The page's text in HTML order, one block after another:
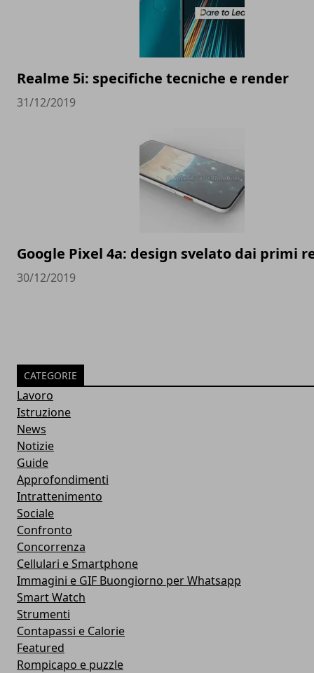
Realme 5i: specifiche tecniche e render
31/12/2019
Google Pixel 4a: design svelato dai primi
30/12/2019
CATEGORIE
Lavoro
Istruzione
News
Notizie
Guide
Approfondimenti
Intrattenimento
Sociale
Confronto
Concorrenza
Cellulari e Smartphone
Immagini e GIF Buongiorno per Whatsapp
Smart Watch
Strumenti
Contapassi e Calorie
Featured
Rompicapo e puzzle